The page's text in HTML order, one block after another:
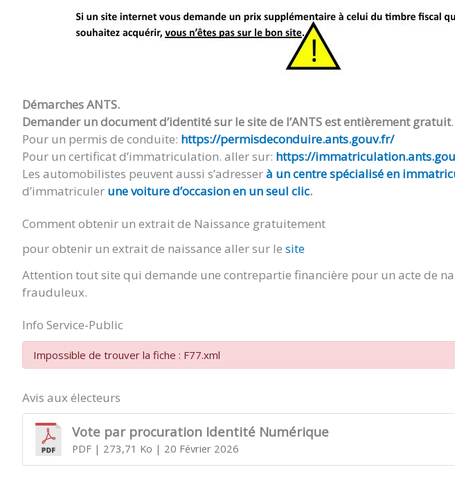
Démarches ANTS.
Demander un document d’identité sur le site de l’ANTS est entièrement gratuit.
Pour un permis de conduite: https://permisdeconduire.ants.gouv.fr/
Pour un certificat d’immatriculation. aller sur: https://
Les automobilistes peuvent aussi s’adresserà un centre spécialisé en
d’immatriculer une voiture d’occasion en un seul clic.
Comment obtenir un extrait de Naissance gratuitement
pour obtenir un extrait de naissance aller sur le site
Attention tout site qui demande une contrepartie financière pour un acte de
frauduleux.
Info Service-Public
Impossible de trouver la fiche : F77.xml
Avis aux électeurs
Vote par procuration Identité Numérique
PDF| 273,71 Ko | 20 Février 2026